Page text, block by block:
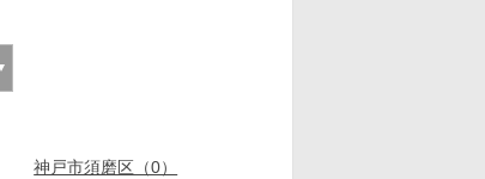
神戸市須磨区（0）